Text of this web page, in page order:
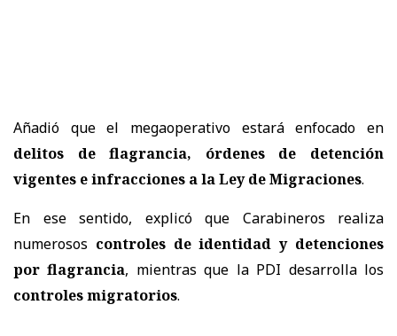
Añadió que el megaoperativo estará enfocado en
delitos de flagrancia, órdenes de detención
vigentes e infracciones a la Ley de Migraciones.
En ese sentido, explicó que Carabineros realiza
numerosos controles de identidad y detenciones
por flagrancia, mientras que la PDI desarrolla los
controles migratorios.